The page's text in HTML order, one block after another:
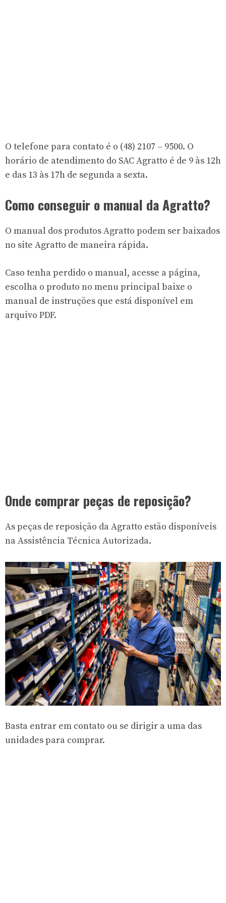
O telefone para contato é o (48) 2107 – 9500. O
horário de atendimento do SAC Agratto é de 9 às 12h
e das 13 às 17h de segunda a sexta.
Como conseguir o manual da Agratto?
O manual dos produtos Agratto podem ser baixados
no site Agratto de maneira rápida.
Caso tenha perdido o manual, acesse a página,
escolha o produto no menu principal baixe o
manual de instruções que está disponível em
arquivo PDF.
Onde comprar peças de reposição?
As peças de reposição da Agratto estão disponíveis
na Assistência Técnica Autorizada.
Basta entrar em contato ou se dirigir a uma das
unidades para comprar.